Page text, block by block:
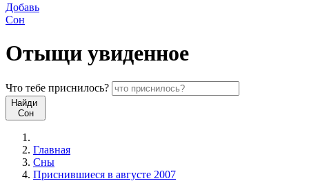
Добавь
Сон
Отыщи увиденное
Что тебе приснилось?
Найди
Сон
Главная
Сны
Приснившиеся в августе 2007